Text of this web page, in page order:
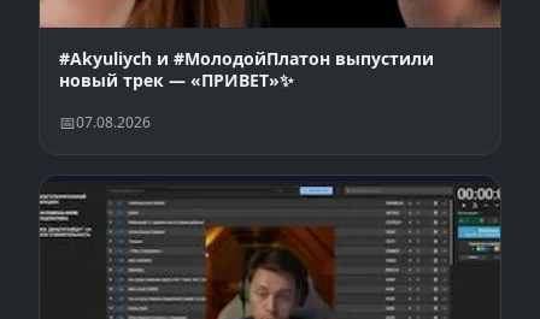
#Akyuliych и #МолодойПлатон выпустили
новый трек — «ПРИВЕТ»✨
07.08.2026